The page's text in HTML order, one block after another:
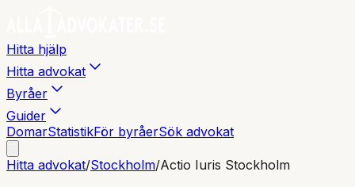
Hitta hjälp
Hitta advokat
Byråer
Guider
DomarStatistikFör byråerSök advokat
Hitta advokat/Stockholm/Actio Iuris Stockholm